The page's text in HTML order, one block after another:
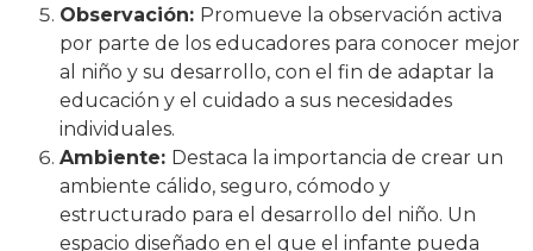
Observación: Promueve la observación activa
por parte de los educadores para conocer mejor
al niño y su desarrollo, con el fin de adaptar la
educación y el cuidado a sus necesidades
individuales.
Ambiente: Destaca la importancia de crear un
ambiente cálido, seguro, cómodo y
estructurado para el desarrollo del niño. Un
espacio diseñado en el que el infante pueda